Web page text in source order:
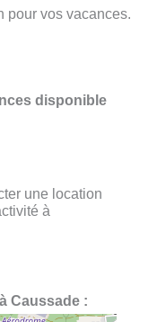
pour vos vacances.
disponible
une location
à
Caussade :